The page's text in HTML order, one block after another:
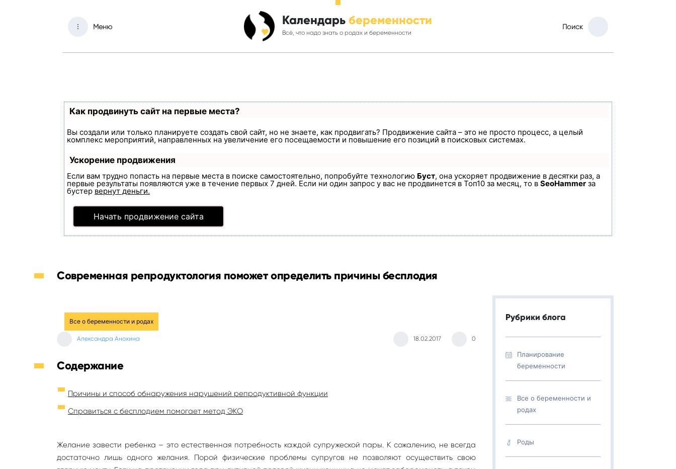
Меню Календарь беременности
Всё, что надо знать о родах и беременности
Поиск
Как продвинуть сайт на первые места?
Вы создали или только планируете создать свой сайт, но не знаете, как продвигать? Продвижение сайта – это не просто процесс, а целый
комплекс мероприятий, направленных на увеличение его посещаемости и повышение его позиций в поисковых системах.
Ускорение продвижения
Если вам трудно попасть на первые места в поиске самостоятельно, попробуйте технологию Буст, она ускоряет продвижение в десятки раз, а
первые результаты появляются уже в течение первых 7 дней. Если ни один запрос у вас не продвинется в Топ10 за месяц, то в SeoHammer за
бустер вернут деньги.
Начать продвижение сайта
Современная репродуктология поможет определить причины бесплодия
Все о беременности и родах
Александра Анохина 18.02.2017 0
Содержание
Причины и способ обнаружения нарушений репродуктивной функции
Справиться с бесплодием помогает метод ЭКО
Желание завести ребенка – это естественная потребность каждой супружеской пары. К сожалению, не всегда
достаточно лишь одного желания. Порой физические проблемы супругов не позволяют осуществить свою
Рубрики блога
Планирование
беременности
Все о беременности и
родах
Роды